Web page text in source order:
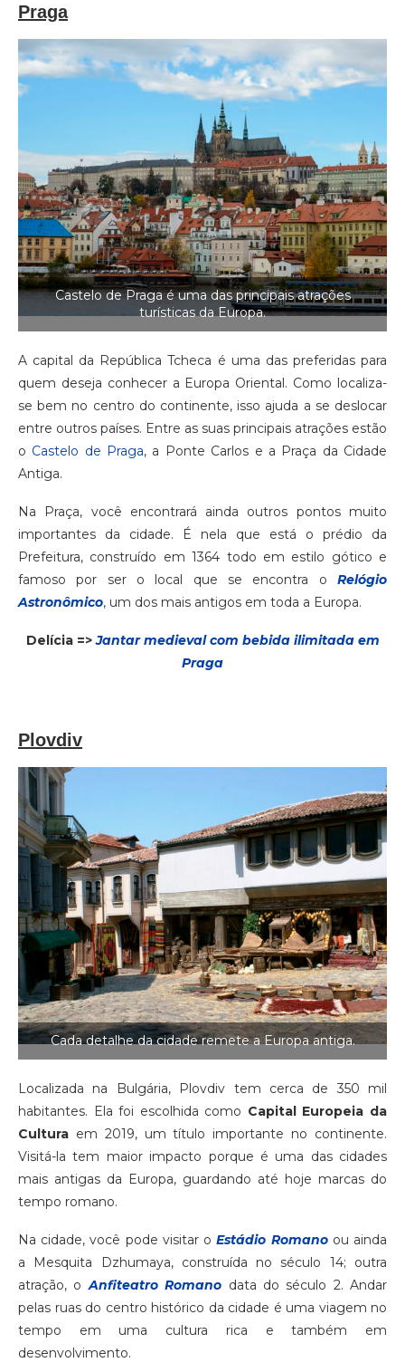
Praga
Castelo de Praga é uma das principais atrações
turísticas da Europa.
A capital da República Tcheca é uma das preferidas para
quem deseja conhecer a Europa Oriental. Como localiza-
se bem no centro do continente, isso ajuda a se deslocar
entre outros países. Entre as suas principais atrações estão
o Castelo de Praga, a Ponte Carlos e a Praça da Cidade
Antiga.
Na Praça, você encontrará ainda outros pontos muito
importantes da cidade. É nela que está o prédio da
Prefeitura, construído em 1364 todo em estilo gótico e
famoso por ser o local que se encontra o Relógio
Astronômico, um dos mais antigos em toda a Europa.
Delícia =>Jantar medieval com bebida ilimitada em
Praga
Plovdiv
Cada detalhe da cidade remete a Europa antiga.
Localizada na Bulgária, Plovdiv tem cerca de 350 mil
habitantes. Ela foi escolhida como Capital Europeia da
Cultura em 2019, um título importante no continente.
Visitá-la tem maior impacto porque é uma das cidades
mais antigas da Europa, guardando até hoje marcas do
tempo romano.
Na cidade, você pode visitar oEstádio Romanoou ainda
a Mesquita Dzhumaya, construída no século 14; outra
atração, oAnfiteatro Romano data do século 2. Andar
pelas ruas do centro histórico da cidade é uma viagem no
tempo em uma cultura rica e também em
desenvolvimento.